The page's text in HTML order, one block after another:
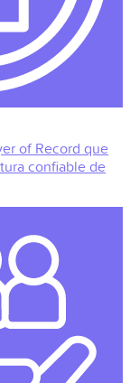
of Record que
confiable de